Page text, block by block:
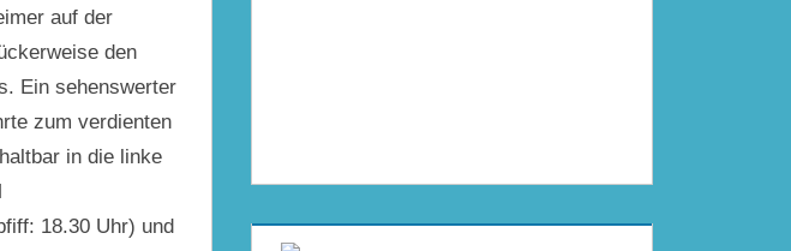
auf der
den
Ein sehenswerter
zum verdienten
in die linke
18.30 Uhr) und